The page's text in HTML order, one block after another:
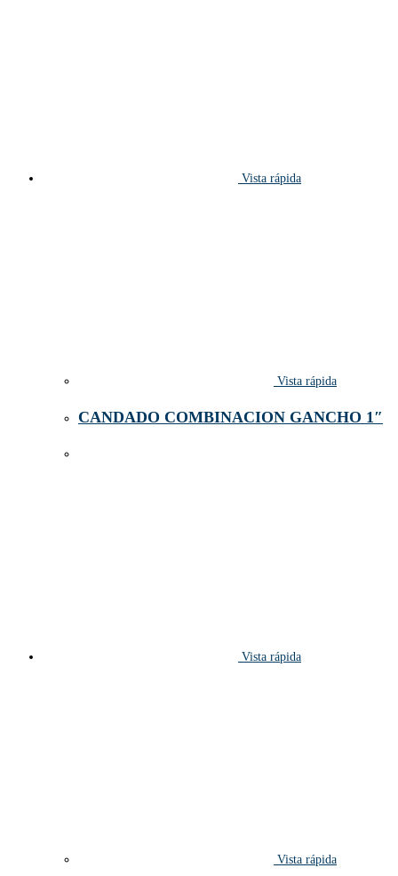
Vista rápida
Vista rápida
CANDADO COMBINACION GANCHO 1″
Vista rápida
Vista rápida